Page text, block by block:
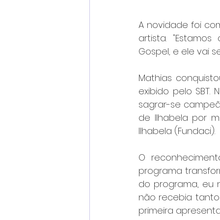
A novidade foi
artista.
Gospel, e ele vai
Mathias
exibido pelo
sagrar-se
de Ilhabela por
Ilhabela (Fundaci).
O
programa
do programa, eu
não recebia
primeira